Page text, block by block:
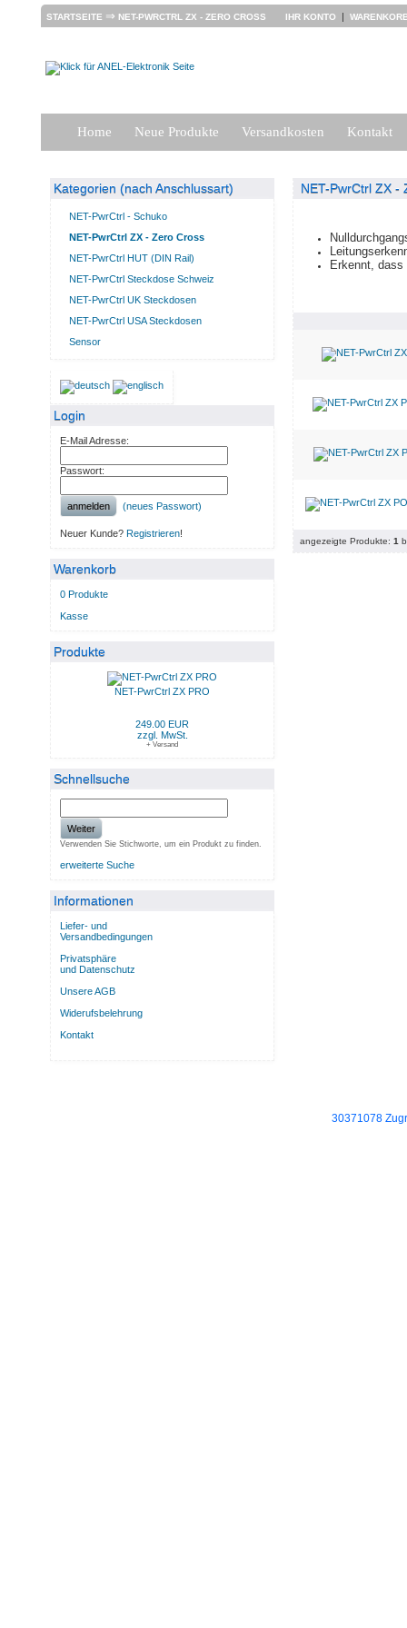
STARTSEITE ⇒ NET-PWRCTRL ZX - ZERO CROSS IHR KONTO |
Home Neue Produkte Versandkosten Kontakt
Kategorien (nach Anschlussart)
NET-PwrCtrl - Schuko
NET-PwrCtrl ZX - Zero Cross
NET-PwrCtrl HUT (DIN Rail)
NET-PwrCtrl Steckdose Schweiz
NET-PwrCtrl UK Steckdosen
NET-PwrCtrl USA Steckdosen
Sensor
Login
E-Mail Adresse:
Passwort:
anmelden (neues Passwort)
Neuer Kunde? Registrieren!
Warenkorb
0 Produkte
Kasse
Produkte
NET-PwrCtrl ZX PRO
249.00 EUR
zzgl. MwSt.
+ Versand
Schnellsuche
Weiter
Verwenden Sie Stichworte, um ein Produkt zu finden.
erweiterte Suche
Informationen
Liefer- und
Versandbedingungen
Privatsphäre
und Datenschutz
Unsere AGB
Widerufsbelehrung
Kontakt
NET-PwrCtrl ZX -
Erkennt,
angezeigte Produkte: 1
30371078